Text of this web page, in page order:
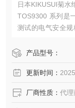
日本KIKUSUI菊水
TOS9300 系列是
测试的电气安全规
验（接触电流试
机型配置，因此
产品型号：
更新时间：
厂商性质： 代理